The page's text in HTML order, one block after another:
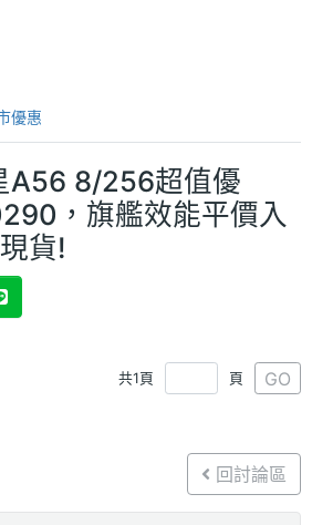
優惠
A56 8/256超值優
，旗艦效能平價入
貨!
共1頁 頁 GO
回討論區